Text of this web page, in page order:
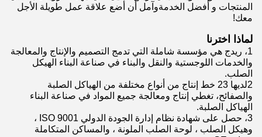
المنتجات و أفضل الخدمةوآمل أن أضع علاقة عمل طويلة الأجل
معك!
لماذا اخترنا
1، ريدج هي مؤسسة شاملة التي تدمج التصميم والإنتاج والمعالجة
والخدمات اللوجستية والنقل والبناء في صناعة البناء الهيكل
الصلب.
2لديها 23 خط إنتاج من أنواع مختلفة من الهياكل الصلبة
والصفائح، تغطي إنتاج ومعالجة جميع المواد في صناعة البناء
الهياكل الصلبة.
3، حصل على شهادة نظام إدارة الجودة الدولي ISO 9001 ،
وهيكل الصلب ، لوحة الصلب الملونة ، والمساكن المتكاملة